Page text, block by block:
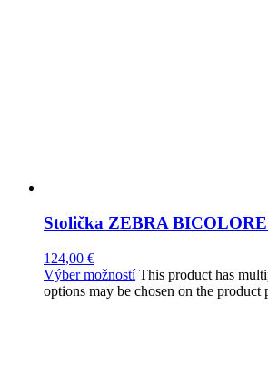
Stolička ZEBRA BICOLORE
124,00 €
Výber možností This product has
options may be chosen on the product